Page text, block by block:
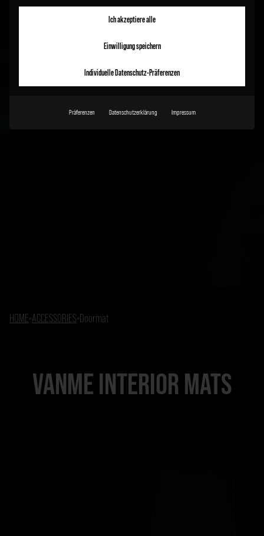
HOME»ACCESSORIES»Doormat
VANME INTERIOR MATS
Ich akzeptiere alle
Einwilligung speichern
Individuelle Datenschutz-Präferenzen
Präferenzen Datenschutzerklärung Impressum